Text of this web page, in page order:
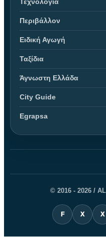
Περιβάλλον
Ειδική Αγωγή
Ταξίδια
Άγνωστη Ελλάδα
City Guide
Egrapsa
© 2016 - 2026 /
F X X